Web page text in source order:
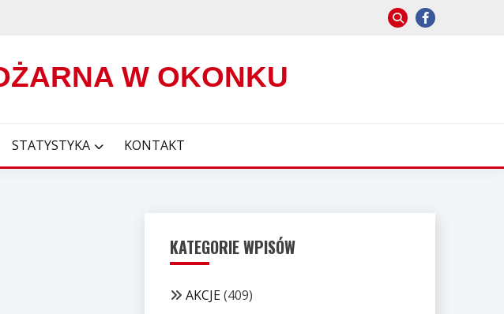
W OKONKU
STATYSTYKA KONTAKT
KATEGORIE WPISÓW
AKCJE(409)